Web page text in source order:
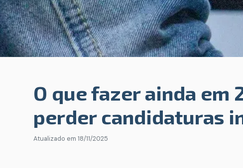
O que fazer ainda em
perder candidaturas
Atualizado em 18/11/2025